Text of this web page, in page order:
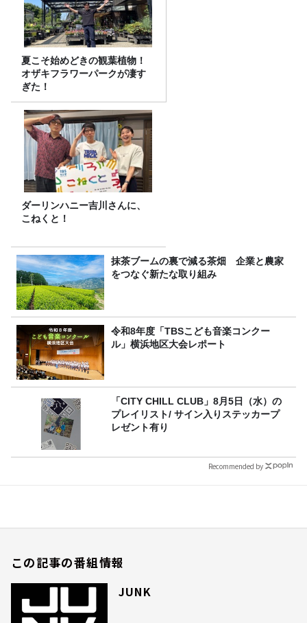
夏こそ始めどきの観葉植物！
オザキフラワーパークが凄す
ぎた！
ダーリンハニー吉川さんに、
こねくと！
抹茶ブームの裏で減る茶畑 企業と農家
をつなぐ新たな取り組み
令和8年度「TBSこども音楽コンクー
ル」横浜地区大会レポート
「CITY CHILL CLUB」8月5日（水）の
プレイリスト/ サイン入りステッカープ
レゼント有り
Recommended by
この記事の番組情報
JUNK